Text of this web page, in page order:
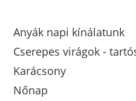
Anyák napi kínálatunk
Cserepes virágok -
Karácsony
Nőnap